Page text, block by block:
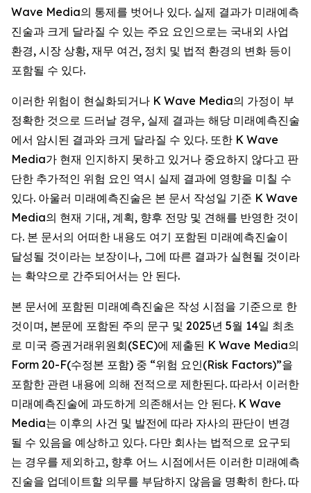
Wave Media의 통제를 벗어나 있다. 실제 결과가 미래예측
진술과 크게 달라질 수 있는 주요 요인으로는 국내외 사업
환경, 시장 상황, 재무 여건, 정치 및 법적 환경의 변화 등이
포함될 수 있다.
이러한 위험이 현실화되거나 K Wave Media의 가정이 부
정확한 것으로 드러날 경우, 실제 결과는 해당 미래예측진술
에서 암시된 결과와 크게 달라질 수 있다. 또한 K Wave
Media가 현재 인지하지 못하고 있거나 중요하지 않다고 판
단한 추가적인 위험 요인 역시 실제 결과에 영향을 미칠 수
있다. 아울러 미래예측진술은 본 문서 작성일 기준 K Wave
Media의 현재 기대, 계획, 향후 전망 및 견해를 반영한 것이
다. 본 문서의 어떠한 내용도 여기 포함된 미래예측진술이
달성될 것이라는 보장이나, 그에 따른 결과가 실현될 것이라
는 확약으로 간주되어서는 안 된다.
본 문서에 포함된 미래예측진술은 작성 시점을 기준으로 한
것이며, 본문에 포함된 주의 문구 및 2025년 5월 14일 최초
로 미국 증권거래위원회(SEC)에 제출된 K Wave Media의
Form 20-F(수정본 포함) 중 “위험 요인(Risk Factors)”을
포함한 관련 내용에 의해 전적으로 제한된다. 따라서 이러한
미래예측진술에 과도하게 의존해서는 안 된다. K Wave
Media는 이후의 사건 및 발전에 따라 자사의 판단이 변경
될 수 있음을 예상하고 있다. 다만 회사는 법적으로 요구되
는 경우를 제외하고, 향후 어느 시점에서든 이러한 미래예측
진술을 업데이트할 의무를 부담하지 않음을 명확히 한다. 따